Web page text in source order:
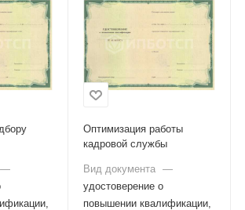
—
Оптимизация работы
кадровой службы
Вид документа —
удостоверение о
повышении квалификации,